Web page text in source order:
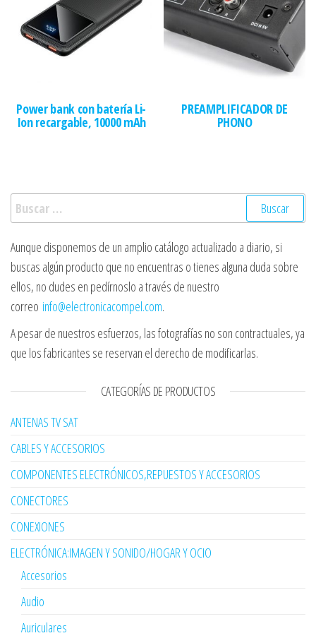
Power bank con batería Li-
Ion recargable, 10000 mAh
PREAMPLIFICADOR DE
PHONO
Buscar:
Aunque disponemos de un amplio catálogo actualizado a diario, si
buscas algún producto que no encuentras o tienes alguna duda sobre
ellos, no dudes en pedírnoslo a través de nuestro
correo info@electronicacompel.com.
A pesar de nuestros esfuerzos, las fotografías no son contractuales, ya
que los fabricantes se reservan el derecho de modificarlas.
CATEGORÍAS DE PRODUCTOS
ANTENAS TV SAT
CABLES Y ACCESORIOS
COMPONENTES ELECTRÓNICOS,REPUESTOS Y ACCESORIOS
CONECTORES
CONEXIONES
ELECTRÓNICA:IMAGEN Y SONIDO/HOGAR Y OCIO
Accesorios
Audio
Auriculares